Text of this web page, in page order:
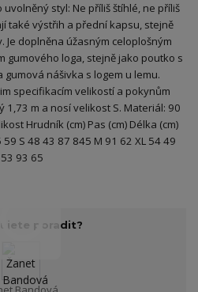
styl: Ne příliš štíhlé, ne příliš
také výstřih a přední kapsu, stejně
Je doplněna úžasným celoplošným
gumového loga, stejně jako poutko s
gumová nášivka s logem u lemu.
specifikacím velikostí a pokynům
1,73 m a nosí velikost S. Materiál: 90
Hrudník (cm) Pas (cm) Délka (cm)
S 48 43 87 845 M 91 62 XL 54 49
93 65
poradit?